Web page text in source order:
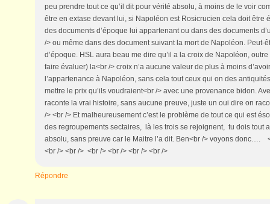
peu prendre tout ce qu’il dit pour vérité absolu, à moins de le voir
être en extase devant lui, si Napoléon est Rosicrucien cela doit être
des documents d’époque lui appartenant ou dans des documents
/> ou même dans des document suivant la mort de Napoléon. Peut-
d’époque. HSL aura beau me dire qu’il a la croix de Napoléon,
faire évaluer) la<br /> croix n’a aucune valeur de plus à moins
l’appartenance à Napoléon, sans cela tout ceux qui on des
mettre le prix qu’ils voudraient<br /> avec une provenance bidon.
raconte la vrai histoire, sans aucune preuve, juste un oui dire on
/> <br /> Et malheureusement c’est le problème de tout ce qui est
des regroupements sectaires, là les trois se rejoignent, tu dois tout
absolu, sans preuve car le Maitre l’a dit. Ben<br /> voyons donc….
<br /> <br /> <br /> <br /> <br /> <br />
Répondre